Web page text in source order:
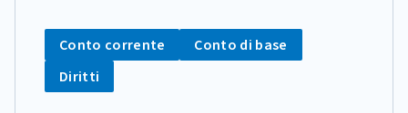
CATEGORIA:
Tag:
Conto corrente Tag:
Conto di base
Tag:
Diritti